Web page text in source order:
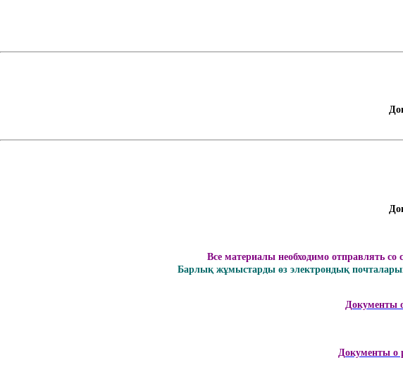
Все материалы необходимо отправлять
Барлық жұмыстарды өз электрондық
Документы
Документы о